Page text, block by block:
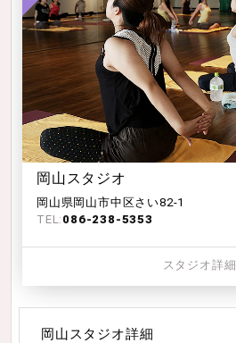
岡山スタジオ
岡山県岡山市中区さい82-1
TEL: 086-238-5353
スタジオ詳細
岡山スタジオ詳細